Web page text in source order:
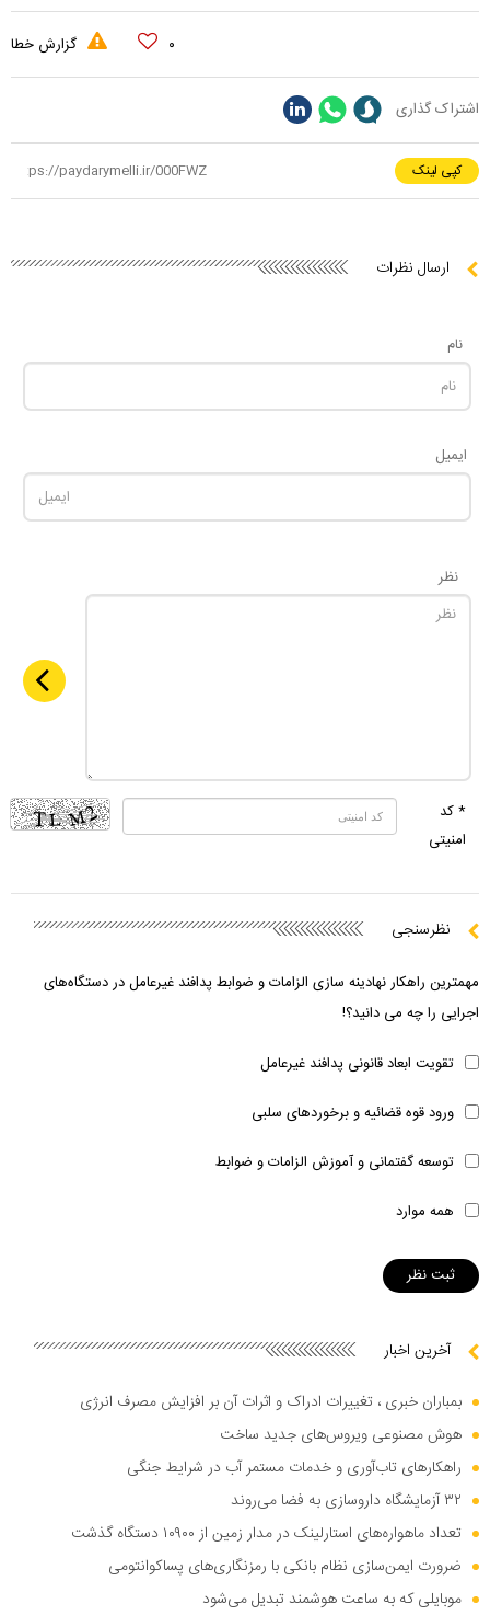
۰ گزارش خطا
اشتراک گذاری
کپی لینک
ارسال نظرات
نام
ایمیل
نظر
* کد
امنیتی
نظرسنجی
مهمترین راهکار نهادینه سازی الزامات و ضوابط پدافند غیرعامل در دستگاه‌های
اجرایی را چه می دانید؟!
تقویت ابعاد قانونی پدافند غیرعامل
ورود قوه قضائیه و برخوردهای سلبی
توسعه گفتمانی و آموزش الزامات و ضوابط
همه موارد
آخرین اخبار
بمباران خبری ، تغییرات ادراک و اثرات آن بر افزایش مصرف انرژی
هوش مصنوعی ویروس‌های جدید ساخت
راهکار‌های تاب‌آوری و خدمات مستمر آب در شرایط جنگی
۳۲ آزمایشگاه داروسازی به فضا می‌روند
تعداد ماهواره‌های استارلینک در مدار زمین از ۱۰۹۰۰ دستگاه گذشت
ضرورت ایمن‌سازی نظام بانکی با رمزنگاری‌های پساکوانتومی
موبایلی که به ساعت هوشمند تبدیل می‌شود